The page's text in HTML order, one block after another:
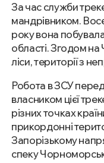
За час служби
мандрівником.
року вона
області. Згодом на
ліси, території з
Робота в ЗСУ
власником цієї
різних точках
прикордонні
Запорізькому
спеку